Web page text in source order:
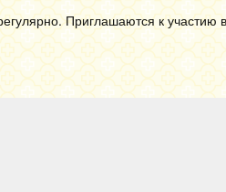
Приглашаются к